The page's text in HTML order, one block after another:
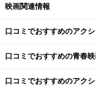
映画関連情報
口コミでおすすめのアクシ
口コミでおすすめの青春映
口コミでおすすめのアクシ